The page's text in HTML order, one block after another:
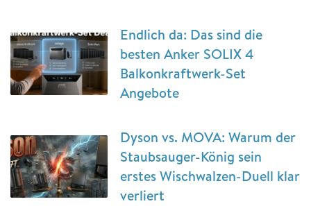
Endlich da: Das sind die
besten Anker SOLIX 4
Balkonkraftwerk-Set
Angebote
Dyson vs. MOVA: Warum der
Staubsauger-König sein
erstes Wischwalzen-Duell klar
verliert